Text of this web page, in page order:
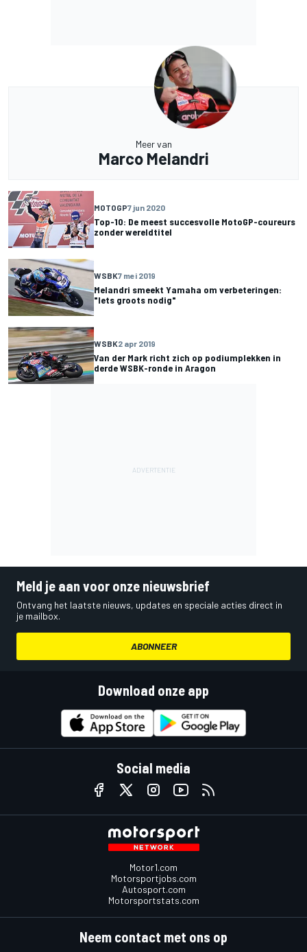
Meer van
Marco Melandri
MOTOGP7 jun 2020
Top-10: De meest succesvolle MotoGP-coureurs
zonder wereldtitel
WSBK7 mei 2019
Melandri smeekt Yamaha om verbeteringen:
"Iets groots nodig"
WSBK2 apr 2019
Van der Mark richt zich op podiumplekken in
derde WSBK-ronde in Aragon
Meld je aan voor onze nieuwsbrief
Ontvang het laatste nieuws, updates en speciale acties direct in
je mailbox.
ABONNEER
Download onze app
Social media
Motor1.com
Motorsportjobs.com
Autosport.com
Motorsportstats.com
Neem contact met ons op